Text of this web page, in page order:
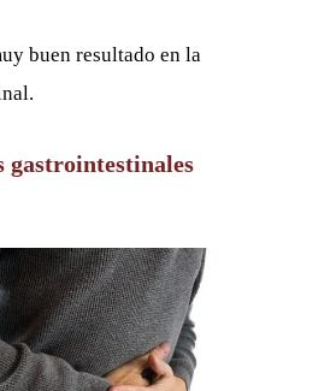
buen resultado en la
gastrointestinales